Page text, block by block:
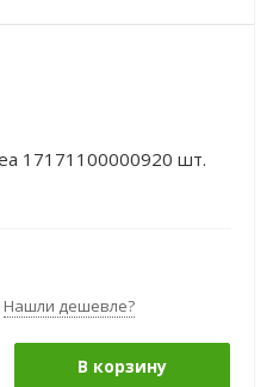
17171100000920 шт.
Нашли дешевле?
В корзину